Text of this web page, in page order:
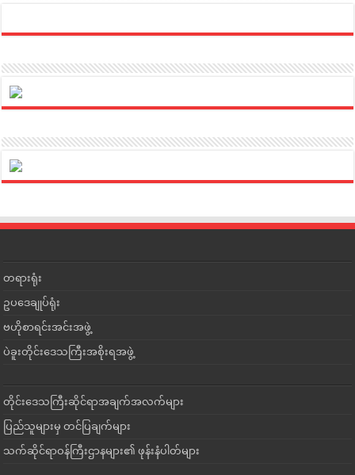
တရားရုံး
ဥပဒေချုပ်ရုံး
ဗဟိုစာရင်းအင်းအဖွဲ့
ပဲခူးတိုင်းဒေသကြီးအစိုးရအဖွဲ့
တိုင်းဒေသကြီးဆိုင်ရာအချက်အလက်များ
ပြည်သူများမှ တင်ပြချက်များ
သက်ဆိုင်ရာဝန်ကြီးဌာနများ၏ ဖုန်းနံပါတ်များ